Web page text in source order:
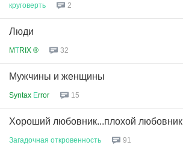
круговерть 2
Люди
MТRIX ® 32
Мужчины и женщины
Syntax Еrror 15
Хороший любовник...плохой любовник
Загадочная откровенность 91